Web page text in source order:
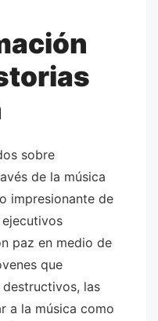
sobre
de la música
impresionante de
ejecutivos
paz en medio de
que
las
a la música como